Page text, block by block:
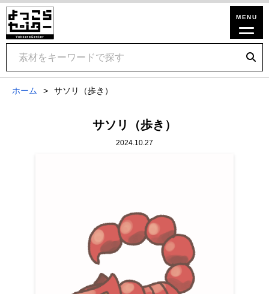
ホーム サソリ（歩き）
サソリ（歩き）
2024.10.27